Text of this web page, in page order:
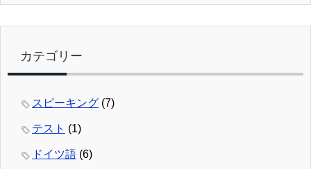
カテゴリー
スピーキング (7)
テスト (1)
ドイツ語 (6)